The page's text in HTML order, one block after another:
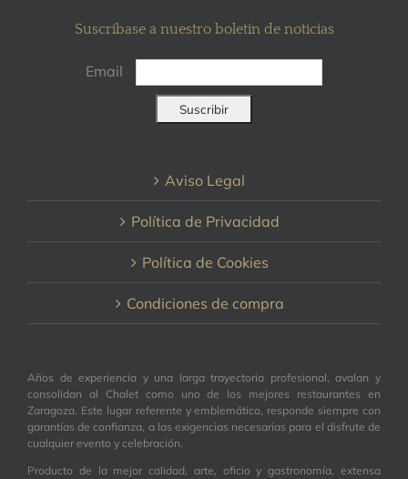
Suscríbase a nuestro boletín de noticias
Email
Aviso Legal
Política de Privacidad
Política de Cookies
Condiciones de compra
Años de experiencia y una larga trayectoria profesional, avalan y
consolidan al Chalet como uno de los mejores restaurantes en
Zaragoza. Este lugar referente y emblemático, responde siempre con
garantías de confianza, a las exigencias necesarias para el disfrute de
cualquier evento y celebración.
Producto de la mejor calidad, arte, oficio y gastronomía, extensa